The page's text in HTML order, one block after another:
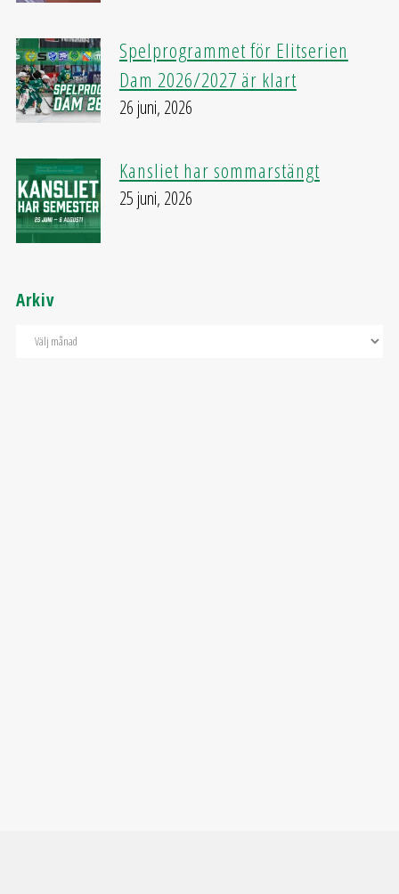
Spelprogrammet för Elitserien
Dam 2026/2027 är klart
26 juni, 2026
Kansliet har sommarstängt
25 juni, 2026
Arkiv